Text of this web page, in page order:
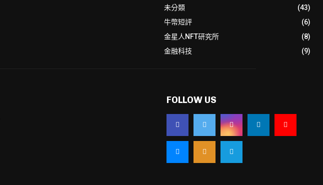
未分類
(43)
牛幣短評
(6)
金星人NFT研究所
(8)
金融科技
(9)
FOLLOW US